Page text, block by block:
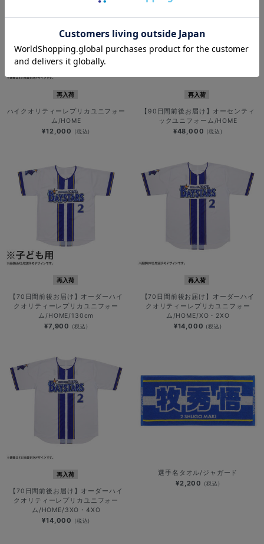
再入荷
ハイクオリティーレプリカユニフォー
ム/HOME
¥12,000 (税込)
再入荷
【90日間前後お届け】オーセンティ
ックユニフォーム/HOME
¥48,000 (税込)
再入荷
【70日間前後お届け】オーダーハイ
クオリティーレプリカユニフォー
ム/HOME/130cm
¥7,900 (税込)
再入荷
【70日間前後お届け】オーダーハイ
クオリティーレプリカユニフォー
ム/HOME/XO・2XO
¥14,000 (税込)
再入荷
【70日間前後お届け】オーダーハイ
クオリティーレプリカユニフォー
ム/HOME/3XO・4XO
¥14,000 (税込)
選手名タオル/ジャガード
¥2,200 (税込)